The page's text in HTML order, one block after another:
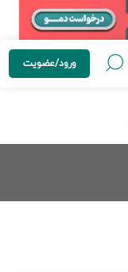
ورود/عضویت